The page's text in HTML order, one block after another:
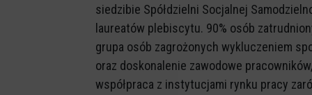
siedzibie Spółdzielni Socjalnej
laureatów plebiscytu. 90% osób
grupa osób zagrożonych wykluczeniem
oraz doskonalenie zawodowe
współpraca z instytucjami rynku pracy